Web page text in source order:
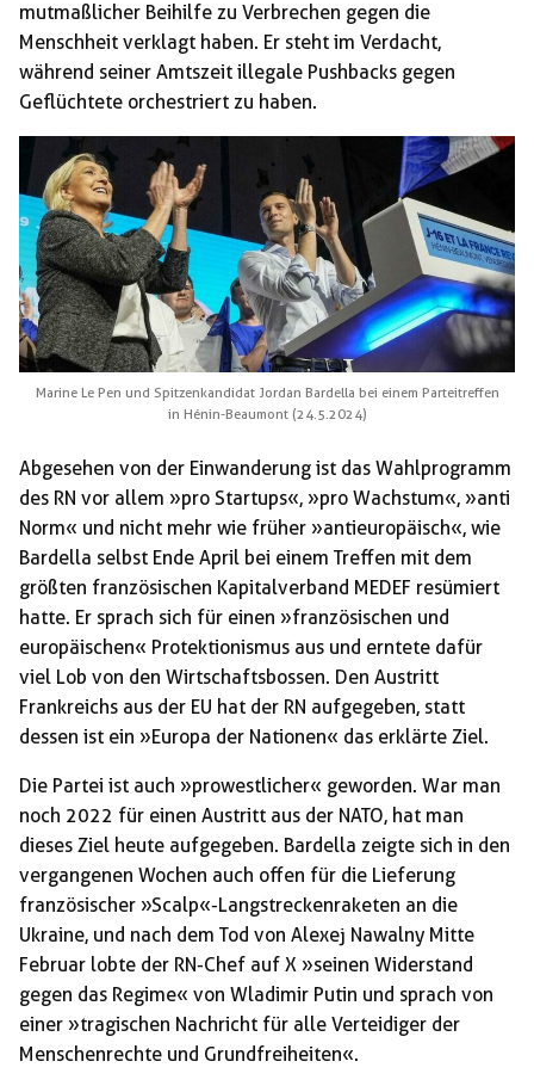
mutmaßlicher Beihilfe zu Verbrechen gegen die
Menschheit verklagt haben. Er steht im Verdacht,
während seiner Amtszeit illegale Pushbacks gegen
Geflüchtete orchestriert zu haben.
Marine Le Pen und Spitzenkandidat Jordan Bardella bei einem Parteitreffen
in Hénin-Beaumont (24.5.2024)
Abgesehen von der Einwanderung ist das Wahlprogramm
des RN vor allem »pro Startups«, »pro Wachstum«, »anti
Norm« und nicht mehr wie früher »antieuropäisch«, wie
Bardella selbst Ende April bei einem Treffen mit dem
größten französischen Kapitalverband MEDEF resümiert
hatte. Er sprach sich für einen »französischen und
europäischen« Protektionismus aus und erntete dafür
viel Lob von den Wirtschaftsbossen. Den Austritt
Frankreichs aus der EU hat der RN aufgegeben, statt
dessen ist ein »Europa der Nationen« das erklärte Ziel.
Die Partei ist auch »prowestlicher« geworden. War man
noch 2022 für einen Austritt aus der NATO, hat man
dieses Ziel heute aufgegeben. Bardella zeigte sich in den
vergangenen Wochen auch offen für die Lieferung
französischer »Scalp«-Langstreckenraketen an die
Ukraine, und nach dem Tod von Alexej Nawalny Mitte
Februar lobte der RN-Chef auf X »seinen Widerstand
gegen das Regime« von Wladimir Putin und sprach von
einer »tragischen Nachricht für alle Verteidiger der
Menschenrechte und Grundfreiheiten«.